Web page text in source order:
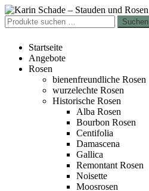
Zur
Navigation
springen
Zum
Inhalt
springen
Suchen
nach:
Suchen
Startseite
Angebote
Rosen
bienenfreundliche Rosen
wurzelechte Rosen
Historische Rosen
Alba Rosen
Bourbon Rosen
Centifolia
Damascena
Gallica
Remontant Rosen
Noisette
Moosrosen